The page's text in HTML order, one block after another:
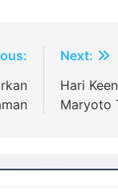
Next:
Hari
Maryoto